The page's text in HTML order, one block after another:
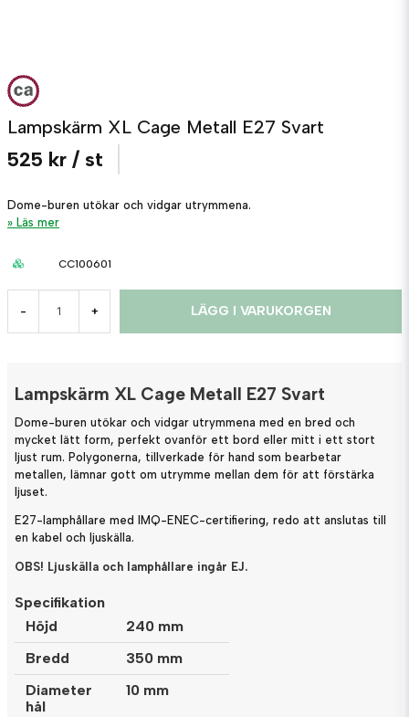
Lampskärm XL Cage Metall E27 Svart
525 kr / st
Dome-buren utökar och vidgar utrymmena.
Läs mer
CC100601
- + LÄGG I VARUKORGEN
Lampskärm XL Cage Metall E27 Svart
Dome-buren utökar och vidgar utrymmena med en bred och
mycket lätt form, perfekt ovanför ett bord eller mitt i ett stort
ljust rum. Polygonerna, tillverkade för hand som bearbetar
metallen, lämnar gott om utrymme mellan dem för att förstärka
ljuset.
E27-lamphållare med IMQ-ENEC-certifiering, redo att anslutas till
en kabel och ljuskälla.
OBS! Ljuskälla och lamphållare ingår EJ.
Specifikation
Höjd
240 mm
Bredd
350 mm
Diameter
hål
10 mm